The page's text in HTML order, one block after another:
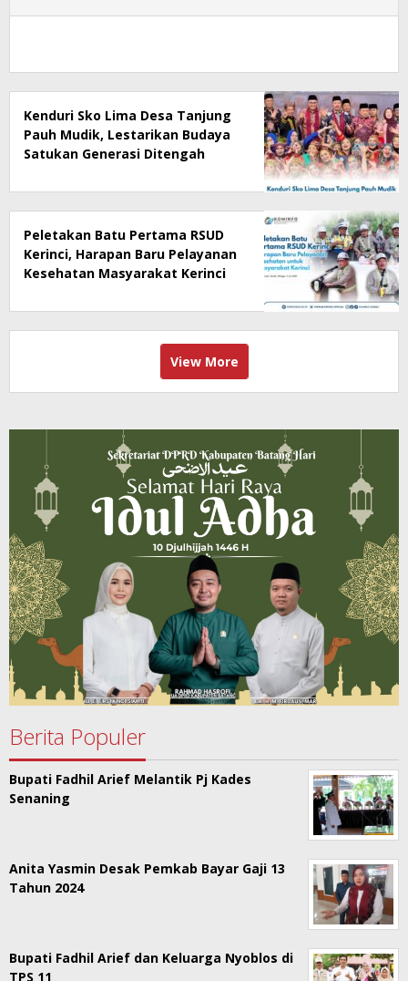
Kenduri Sko Lima Desa Tanjung
Pauh Mudik, Lestarikan Budaya
Satukan Generasi Ditengah
Peletakan Batu Pertama RSUD
Kerinci, Harapan Baru Pelayanan
Kesehatan Masyarakat Kerinci
View More
Berita Populer
Bupati Fadhil Arief Melantik Pj Kades
Senaning
Anita Yasmin Desak Pemkab Bayar Gaji 13
Tahun 2024
Bupati Fadhil Arief dan Keluarga Nyoblos di
TPS 11